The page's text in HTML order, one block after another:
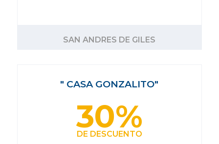
SAN ANDRES DE GILES
" CASA GONZALITO"
30%
DE DESCUENTO